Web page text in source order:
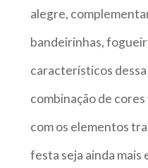
alegre,
bandeirinhas,
característicos
combinação de
com os elementos
festa seja ainda mais